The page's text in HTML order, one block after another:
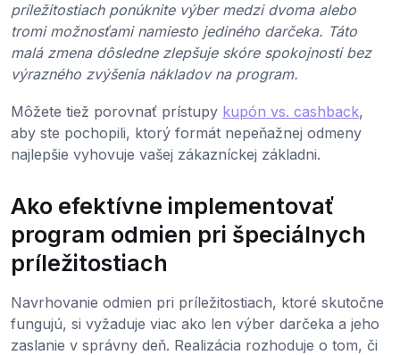
príležitostiach ponúknite výber medzi dvoma alebo
tromi možnosťami namiesto jediného darčeka. Táto
malá zmena dôsledne zlepšuje skóre spokojnosti bez
výrazného zvýšenia nákladov na program.
Môžete tiež porovnať prístupy kupón vs. cashback,
aby ste pochopili, ktorý formát nepeňažnej odmeny
najlepšie vyhovuje vašej zákazníckej základni.
Ako efektívne implementovať
program odmien pri špeciálnych
príležitostiach
Navrhovanie odmien pri príležitostiach, ktoré skutočne
fungujú, si vyžaduje viac ako len výber darčeka a jeho
zaslanie v správny deň. Realizácia rozhoduje o tom, či